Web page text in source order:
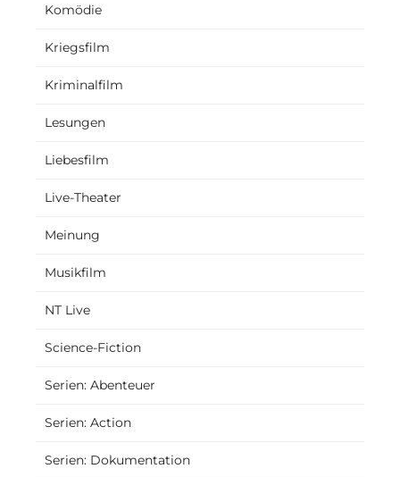
Komödie
Kriegsfilm
Kriminalfilm
Lesungen
Liebesfilm
Live-Theater
Meinung
Musikfilm
NT Live
Science-Fiction
Serien: Abenteuer
Serien: Action
Serien: Dokumentation